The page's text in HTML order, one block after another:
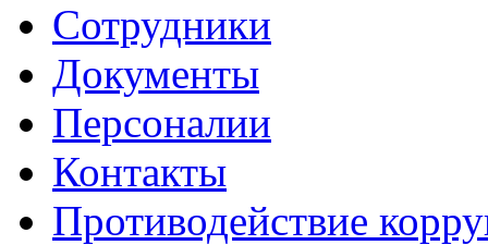
Сотрудники
Документы
Персоналии
Контакты
Противодействие